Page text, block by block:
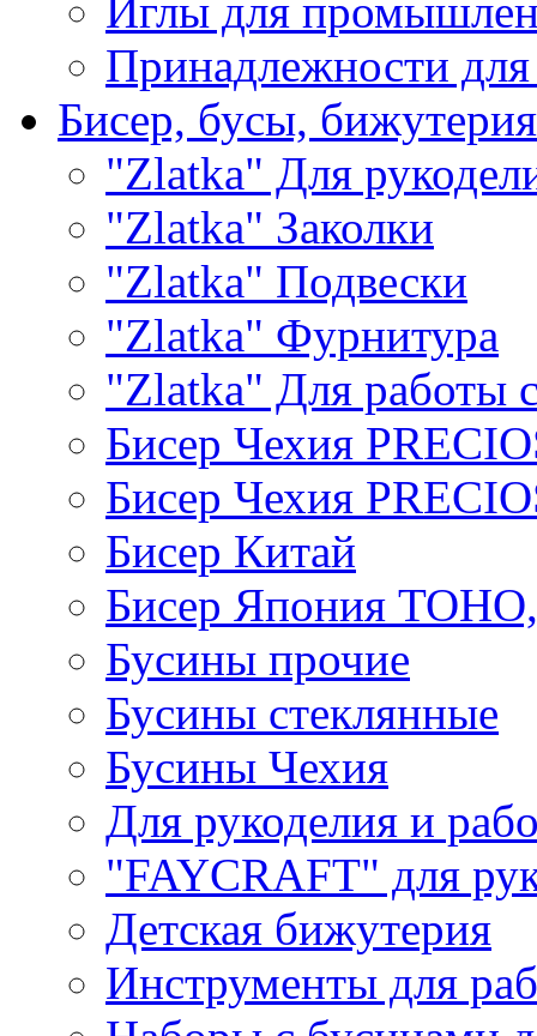
Иглы для
Принадлежности
Бисер, бусы, бижутерия
"Zlatka" Для
"Zlatka" Заколки
"Zlatka" Подвески
"Zlatka" Фурнитура
"Zlatka" Для работы
Бисер Чехия
Бисер Чехия
Бисер Китай
Бисер Япония
Бусины прочие
Бусины стеклянные
Бусины Чехия
Для рукоделия и
"FAYCRAFT" для
Детская бижутерия
Инструменты для